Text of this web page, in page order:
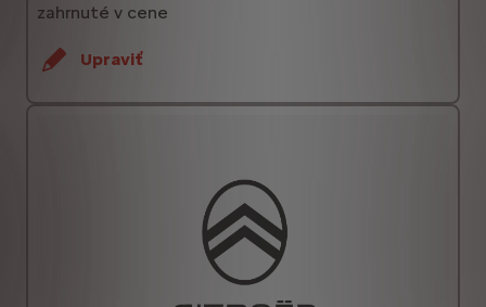
zahrnuté v cene
Upraviť